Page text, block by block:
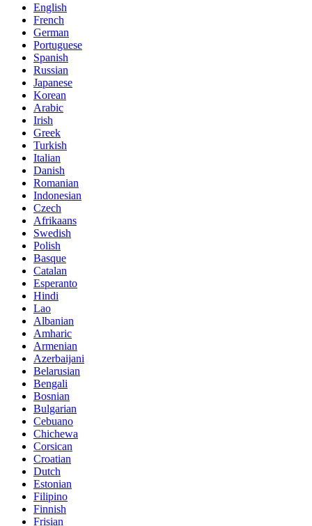
English
French
German
Portuguese
Spanish
Russian
Japanese
Korean
Arabic
Irish
Greek
Turkish
Italian
Danish
Romanian
Indonesian
Czech
Afrikaans
Swedish
Polish
Basque
Catalan
Esperanto
Hindi
Lao
Albanian
Amharic
Armenian
Azerbaijani
Belarusian
Bengali
Bosnian
Bulgarian
Cebuano
Chichewa
Corsican
Croatian
Dutch
Estonian
Filipino
Finnish
Frisian